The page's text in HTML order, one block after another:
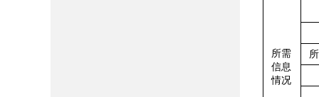
所需
信息
情况